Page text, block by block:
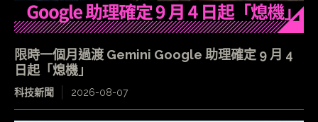
限時一個月過渡 Gemini Google 助理確定 9 月 4
日起「熄機」
科技新聞 2026-08-07